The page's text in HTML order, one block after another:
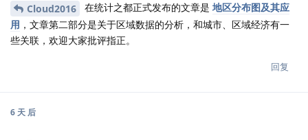
Cloud2016 在统计之都正式发布的文章是 地区分布图及其应
用 ，文章第二部分是关于区域数据的分析，和城市、区域经济有一
些关联，欢迎大家批评指正。
回复
6 天 后